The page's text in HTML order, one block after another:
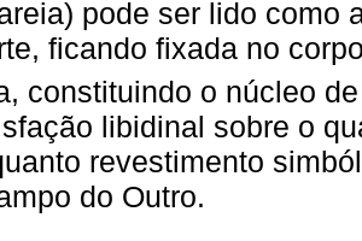
pode ser lido como
ficando fixada no
constituindo o núcleo
libidinal sobre o
revestimento
do Outro.